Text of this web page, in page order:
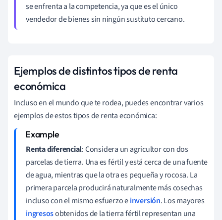
se enfrenta a la competencia, ya que es el único
vendedor de bienes sin ningún sustituto cercano.
Ejemplos de distintos tipos de renta
económica
Incluso en el mundo que te rodea, puedes encontrar varios
ejemplos de estos tipos de renta económica:
Renta diferencial: Considera un agricultor con dos
parcelas de tierra. Una es fértil y está cerca de una fuente
de agua, mientras que la otra es pequeña y rocosa. La
primera parcela producirá naturalmente más cosechas
incluso con el mismo esfuerzo einversión. Los mayores
ingresosobtenidos de la tierra fértil representan una